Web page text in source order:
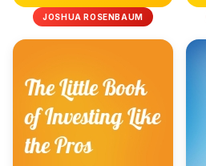
JOSHUA ROSENBAUM